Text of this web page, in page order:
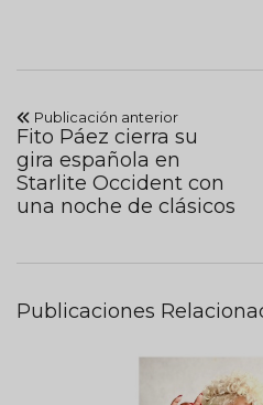
Publicación anterior
Fito Páez cierra su
gira española en
Starlite Occident con
una noche de clásicos
Publicaciones